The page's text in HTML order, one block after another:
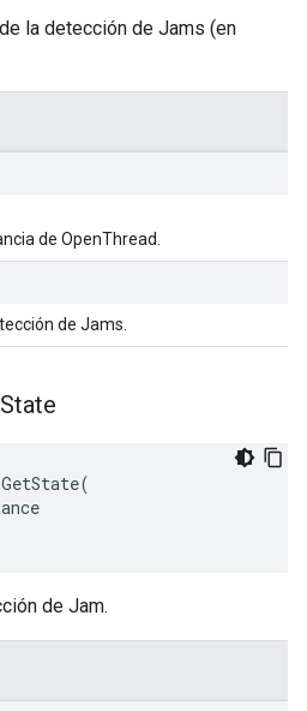
la detección de Jams (en
de OpenThread.
de Jams.
State
(
de Jam.